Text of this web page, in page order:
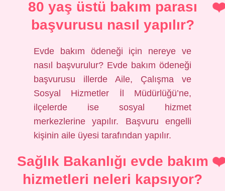
80 yaş üstü bakım parası
başvurusu nasıl yapılır?
Evde bakım ödeneği için nereye ve
nasıl başvurulur? Evde bakım ödeneği
başvurusu illerde Aile, Çalışma ve
Sosyal Hizmetler İl Müdürlüğü’ne,
ilçelerde ise sosyal hizmet
merkezlerine yapılır. Başvuru engelli
kişinin aile üyesi tarafından yapılır.
Sağlık Bakanlığı evde bakım
hizmetleri neleri kapsıyor?